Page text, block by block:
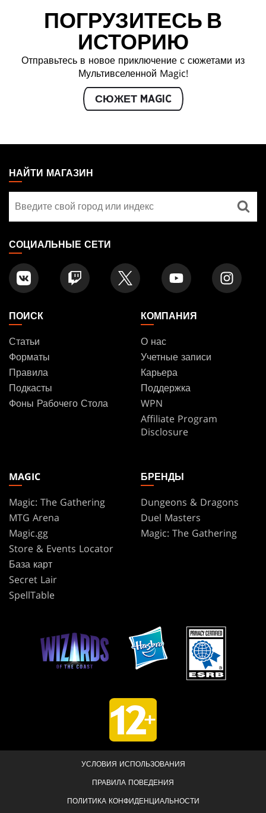
ПОГРУЗИТЕСЬ В
ИСТОРИЮ
Отправьтесь в новое приключение с сюжетами из
Мультивселенной Magic!
СЮЖЕТ MAGIC
THE
GATHERING
FOOTER
НАЙТИ МАГАЗИН
магазин
СОЦИАЛЬНЫЕ СЕТИ
ПОИСК
Статьи
Форматы
Правила
Подкасты
Фоны Рабочего Стола
КОМПАНИЯ
О нас
Учетные записи
Карьера
Поддержка
WPN
Affiliate Program
Disclosure
MAGIC
Magic: The Gathering
MTG Arena
Magic.gg
Store & Events Locator
База карт
Secret Lair
SpellTable
БРЕНДЫ
Dungeons & Dragons
Duel Masters
Magic: The Gathering
УСЛОВИЯ ИСПОЛЬЗОВАНИЯ
ПРАВИЛА ПОВЕДЕНИЯ
ПОЛИТИКА КОНФИДЕНЦИАЛЬНОСТИ